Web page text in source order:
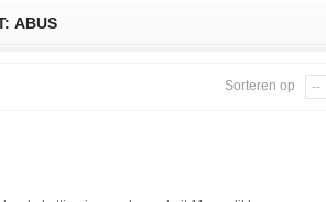
ABUS
Sorteren op